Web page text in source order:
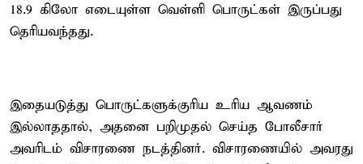
18.9 கிலோ எடையுள்ள வெள்ளி பொருட்கள் இருப்பது
தெரியவந்தது.
இதையடுத்து பொருட்களுக்குரிய உரிய ஆவணம்
இல்லாததால், அதனை பறிமுதல் செய்த போலீசார்
அவரிடம் விசாரணை நடத்தினர். விசாரணையில் அவரது